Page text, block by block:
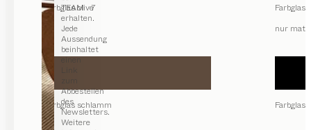
TEAM 7
erhalten.
Jede
Aussendung
beinhaltet
einen
Link
zum
Abbestellen
des
Newsletters.
Weitere
Farbglas olive
Farbglas
nur matt
Farbglas schlamm Farbglas